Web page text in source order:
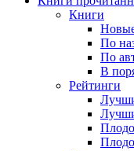
Книги
По
По
В
Рейтинги